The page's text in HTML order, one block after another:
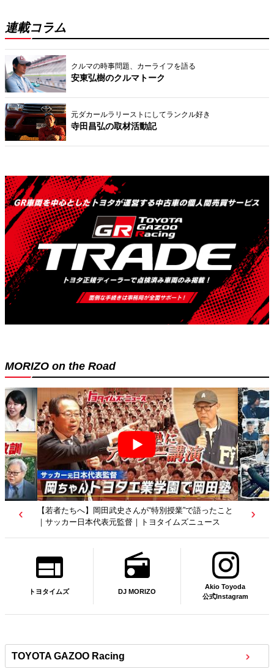
連載コラム
クルマの時事問題、カーライフを語る
安東弘樹のクルマトーク
元ダカールラリーストにしてランクル好き
寺田昌弘の取材活動記
MORIZO on the Road
田武史さんが“特別授業”で語ったこと
表元監督｜トヨタイムズニュース
【トヨタディレクターズカット】ク
映像作品に？従業員たちの涙の理
トヨタイムズ DJ MORIZO
Akio Toyoda
公式Instagram
TOYOTA GAZOO Racing